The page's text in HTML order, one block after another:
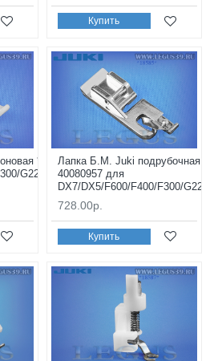
Купить
*18583* 40181050 для
G220/G120/G210/G110/K85/K65/3
Лапка Б.М. Juki подрубочная зиг-
40080957 для
DX7/DX5/F600/F400/F300/G220/
728.00р.
Купить